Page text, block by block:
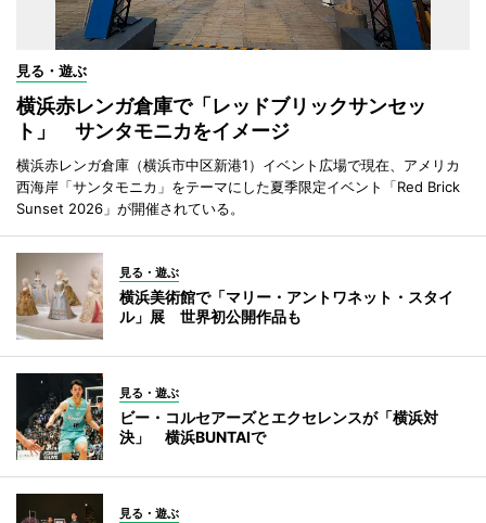
見る・遊ぶ
横浜赤レンガ倉庫で「レッドブリックサンセッ
ト」 サンタモニカをイメージ
横浜赤レンガ倉庫（横浜市中区新港1）イベント広場で現在、アメリカ
西海岸「サンタモニカ」をテーマにした夏季限定イベント「Red Brick
Sunset 2026」が開催されている。
見る・遊ぶ
横浜美術館で「マリー・アントワネット・スタイ
ル」展 世界初公開作品も
見る・遊ぶ
ビー・コルセアーズとエクセレンスが「横浜対
決」 横浜BUNTAIで
見る・遊ぶ